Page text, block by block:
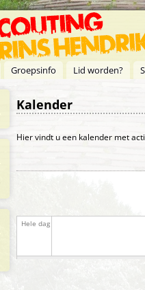
Groepsinfo Lid worden?
Kalender
Primaire tabs
Hier vindt u een kalender met
Hele dag